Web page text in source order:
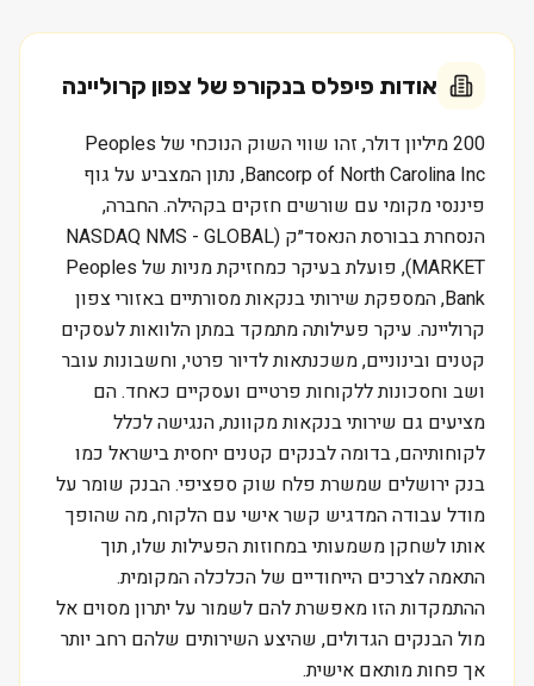
אודות פיפלס בנקורפ של צפון קרוליינה
200 מיליון דולר, זהו שווי השוק הנוכחי של Peoples
Bancorp of North Carolina Inc, נתון המצביע על גוף
פיננסי מקומי עם שורשים חזקים בקהילה. החברה,
הנסחרת בבורסת הנאסד״ק (NASDAQ NMS - GLOBAL
MARKET), פועלת בעיקר כמחזיקת מניות של Peoples
Bank, המספקת שירותי בנקאות מסורתיים באזורי צפון
קרוליינה. עיקר פעילותה מתמקד במתן הלוואות לעסקים
קטנים ובינוניים, משכנתאות לדיור פרטי, וחשבונות עובר
ושב וחסכונות ללקוחות פרטיים ועסקיים כאחד. הם
מציעים גם שירותי בנקאות מקוונת, הנגישה לכלל
לקוחותיהם, בדומה לבנקים קטנים יחסית בישראל כמו
בנק ירושלים שמשרת פלח שוק ספציפי. הבנק שומר על
מודל עבודה המדגיש קשר אישי עם הלקוח, מה שהופך
אותו לשחקן משמעותי במחוזות הפעילות שלו, תוך
התאמה לצרכים הייחודיים של הכלכלה המקומית.
ההתמקדות הזו מאפשרת להם לשמור על יתרון מסוים אל
מול הבנקים הגדולים, שהיצע השירותים שלהם רחב יותר
אך פחות מותאם אישית.